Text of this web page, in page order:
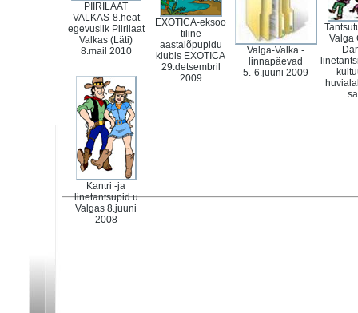
PIIRILAAT
VALKAS-8.heat
egevuslik Piirilaat
Valkas (Läti)
8.mail 2010
EXOTICA-eksoo
tiline
aastalõpupidu
klubis EXOTICA
29.detsembril
2009
Valga-Valka -
linnapäevad
5.-6.juuni 2009
Valga
Kantri -ja
linetantsupid u
Valgas 8.juuni
2008